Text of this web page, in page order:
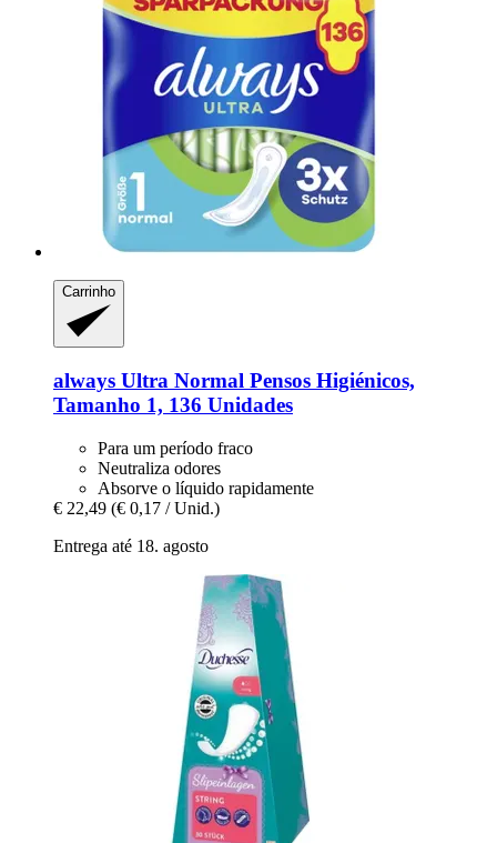
Carrinho
always Ultra Normal Pensos Higiénicos,
Tamanho 1, 136 Unidades
Para um período fraco
Neutraliza odores
Absorve o líquido rapidamente
€ 22,49 (€ 0,17 / Unid.)
Entrega até 18. agosto